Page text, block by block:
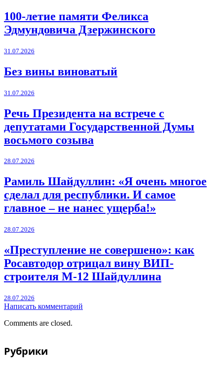
100-летие памяти Феликса
Эдмундовича Дзержинского
31.07.2026
Без вины виноватый
31.07.2026
Речь Президента на встрече с
депутатами Государственной Думы
восьмого созыва
28.07.2026
Рамиль Шайдуллин: «Я очень многое
сделал для республики. И самое
главное – не нанес ущерба!»
28.07.2026
«Преступление не совершено»: как
Росавтодор отрицал вину ВИП-
строителя М-12 Шайдуллина
28.07.2026
Написать комментарий
Comments are closed.
Рубрики